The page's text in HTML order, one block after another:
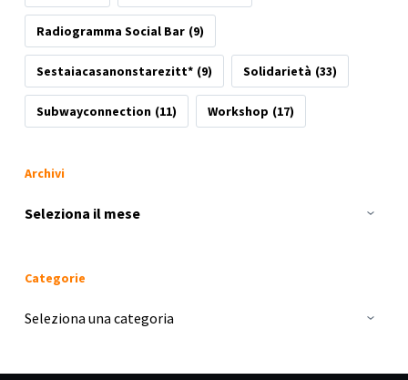
Radiogramma Social Bar (9)
Sestaiacasanonstarezitt* (9) Solidarietà (33)
Subwayconnection (11) Workshop (17)
Archivi
Archivi
Categorie
Categorie